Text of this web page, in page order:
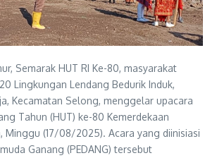
Semarak HUT RI Ke-80, masyarakat
Lingkungan Lendang Bedurik Induk,
Kecamatan Selong, menggelar upacara
Tahun (HUT) ke-80 Kemerdekaan
Minggu (17/08/2025). Acara yang diinisiasi
Ganang (PEDANG) tersebut